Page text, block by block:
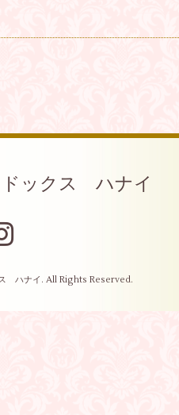
ックス ハナイ
ハナイ . All Rights Reserved.